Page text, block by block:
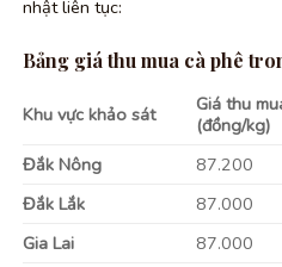
nhật liên tục:
Bảng giá thu mua cà phê
Khu vực khảo sát
Giá thu
(đồng/kg)
Đắk Nông
87.200
Đắk Lắk
87.000
Gia Lai
87.000